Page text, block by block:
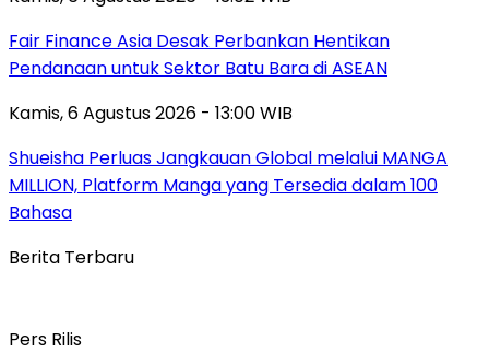
Fair Finance Asia Desak Perbankan Hentikan
Pendanaan untuk Sektor Batu Bara di ASEAN
Kamis, 6 Agustus 2026 - 13:00 WIB
Shueisha Perluas Jangkauan Global melalui MANGA
MILLION, Platform Manga yang Tersedia dalam 100
Bahasa
Berita Terbaru
Pers Rilis